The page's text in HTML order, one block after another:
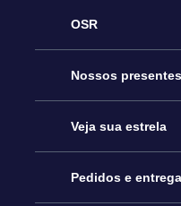
OSR
Serviço
Entre em contato
Blog
Nossos presentes
Presente estrelar
Pacote de presente
Veja sua estrela
Star Register
Pedidos e